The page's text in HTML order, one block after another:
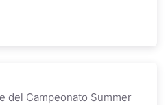
del Campeonato Summer